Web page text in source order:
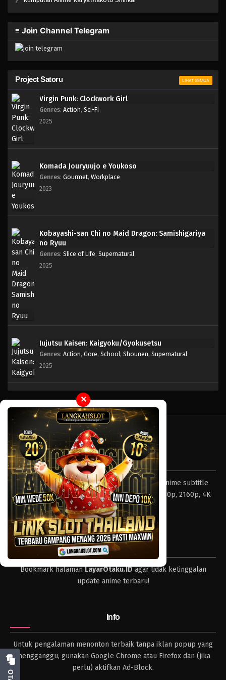
Blue Lock Episode 03
Eps 01 - Episode 01 - April 17, 2023
≡ Join Channel Telegram
Project Satoru LIHAT SEMUA
Virgin Punk: Clockwork Girl
Genres: Action, Sci-Fi
2025
Komada Jouryuujo e Youkoso
Genres: Gourmet, Workplace
2023
Kobayashi-san Chi no Maid Dragon: Samishigariya
no Ryuu
Genres: Slice of Life, Supernatural
2025
Jujutsu Kaisen: Kaigyoku/Gyokusetsu
Genres: Action, Gore, School, Shounen, Supernatural
2025
✕
Tentang LayarOtaku
Layar Otaku – Tempat nonton dan download anime subtitle
Indonesia resolusi 240p, 360p, 480p, 720p, 1080p, 2160p, 4K
dan format lengkap.
Tips
Bookmark halamanLayarOtaku.IDagar tidak ketinggalan
update anime terbaru!
Info
Untuk pengalaman menonton terbaik tanpa iklan popup yang
mengganggu, gunakan Google Chrome atau Firefox dan (jika
perlu) aktifkan Ad-Block.